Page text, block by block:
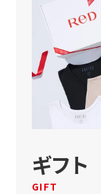
ギフト
GIFT